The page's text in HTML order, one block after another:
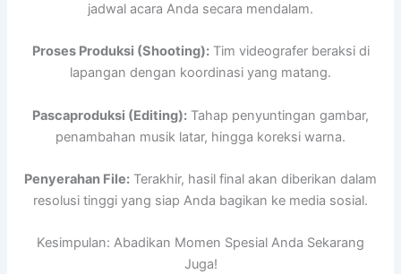
jadwal acara Anda secara mendalam.
Proses Produksi (Shooting):Tim videografer beraksi di
lapangan dengan koordinasi yang matang.
Pascaproduksi (Editing): Tahap penyuntingan gambar,
penambahan musik latar, hingga koreksi warna.
Penyerahan File: Terakhir, hasil final akan diberikan dalam
resolusi tinggi yang siap Anda bagikan ke media sosial.
Kesimpulan: Abadikan Momen Spesial Anda Sekarang
Juga!